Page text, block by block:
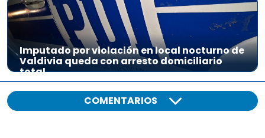
Imputado por violación en local nocturno de
Valdivia queda con arresto domiciliario
total
COMENTARIOS